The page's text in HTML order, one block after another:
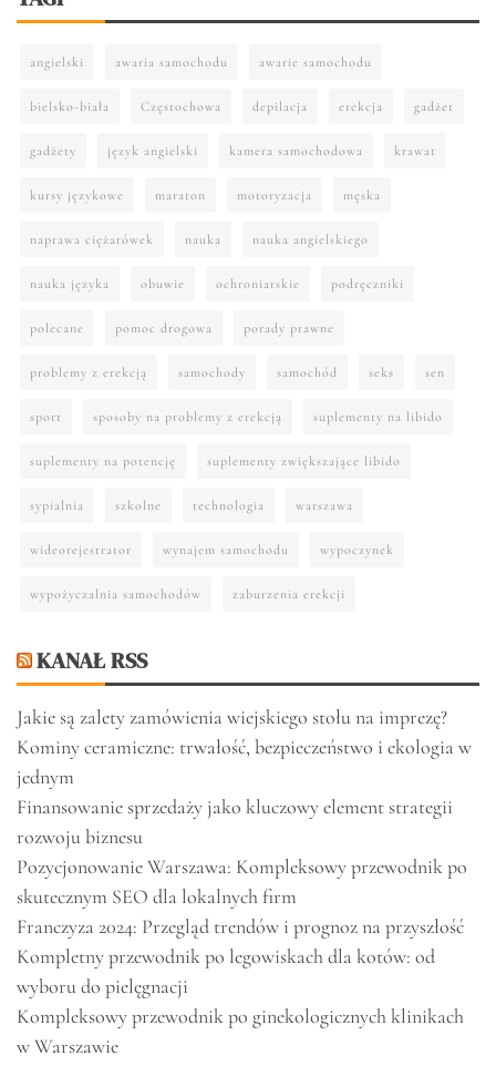
angielski awaria samochodu awarie samochodu
bielsko-biała Częstochowa depilacja erekcja gadżet
gadżety język angielski kamera samochodowa krawat
kursy językowe maraton motoryzacja męska
naprawa ciężarówek nauka nauka angielskiego
nauka języka obuwie ochroniarskie podręczniki
polecane pomoc drogowa porady prawne
problemy z erekcją samochody samochód seks sen
sport sposoby na problemy z erekcją suplementy na libido
suplementy na potencję suplementy zwiększające libido
sypialnia szkolne technologia warszawa
wideorejestrator wynajem samochodu wypoczynek
wypożyczalnia samochodów zaburzenia erekcji
KANAŁ RSS
Jakie są zalety zamówienia wiejskiego stołu na imprezę?
Kominy ceramiczne: trwałość, bezpieczeństwo i ekologia w
jednym
Finansowanie sprzedaży jako kluczowy element strategii
rozwoju biznesu
Pozycjonowanie Warszawa: Kompleksowy przewodnik po
skutecznym SEO dla lokalnych firm
Franczyza 2024: Przegląd trendów i prognoz na przyszłość
Kompletny przewodnik po legowiskach dla kotów: od
wyboru do pielęgnacji
Kompleksowy przewodnik po ginekologicznych klinikach
w Warszawie